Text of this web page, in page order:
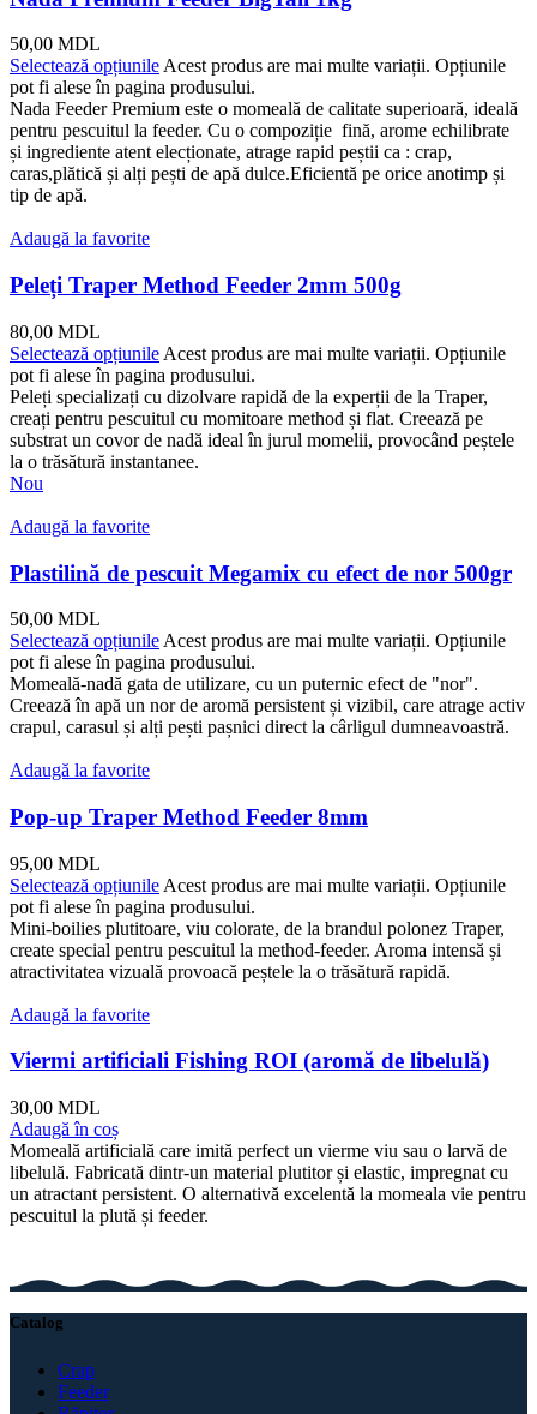
50,00 MDL
Selectează opțiunileAcest produs are mai multe variații. Opțiunile
pot fi alese în pagina produsului.
Nada Feeder Premium este o momeală de calitate superioară, ideală
pentru pescuitul la feeder. Cu o compoziție fină, arome echilibrate
și ingrediente atent elecționate, atrage rapid peștii ca : crap,
caras,plătică și alți pești de apă dulce.Eficientă pe orice anotimp și
tip de apă.
Adaugă la favorite
Peleți Traper Method Feeder 2mm 500g
80,00 MDL
Selectează opțiunile Acest produs are mai multe variații. Opțiunile
pot fi alese în pagina produsului.
Peleți specializați cu dizolvare rapidă de la experții de la Traper,
creați pentru pescuitul cu momitoare method și flat. Creează pe
substrat un covor de nadă ideal în jurul momelii, provocând peștele
la o trăsătură instantanee.
Nou
Adaugă la favorite
Plastilină de pescuit Megamix cu efect de nor 500gr
50,00 MDL
Selectează opțiunile Acest produs are mai multe variații. Opțiunile
pot fi alese în pagina produsului.
Momeală-nadă gata de utilizare, cu un puternic efect de "nor".
Creează în apă un nor de aromă persistent și vizibil, care atrage activ
crapul, carasul și alți pești pașnici direct la cârligul dumneavoastră.
Adaugă la favorite
Pop-up Traper Method Feeder 8mm
95,00 MDL
Selectează opțiunile Acest produs are mai multe variații. Opțiunile
pot fi alese în pagina produsului.
Mini-boilies plutitoare, viu colorate, de la brandul polonez Traper,
create special pentru pescuitul la method-feeder. Aroma intensă și
atractivitatea vizuală provoacă peștele la o trăsătură rapidă.
Adaugă la favorite
Viermi artificiali Fishing ROI (aromă de libelulă)
30,00 MDL
Adaugă în coș
Momeală artificială care imită perfect un vierme viu sau o larvă de
libelulă. Fabricată dintr-un material plutitor și elastic, impregnat cu
un atractant persistent. O alternativă excelentă la momeala vie pentru
pescuitul la plută și feeder.
Catalog
Crap
Feeder